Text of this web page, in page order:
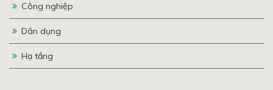
Công nghiệp
Dân dụng
Hạ tầng